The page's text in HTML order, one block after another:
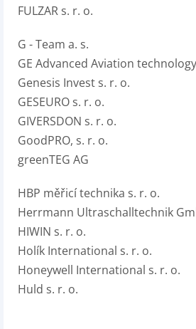
FULZAR s. r. o.
G - Team a. s.
GE Advanced Aviation technology
Genesis Invest s. r. o.
GESEURO s. r. o.
GIVERSDON s. r. o.
GoodPRO, s. r. o.
greenTEG AG
HBP měřicí technika s. r. o.
Herrmann Ultraschalltechnik
HIWIN s. r. o.
Holík International s. r. o.
Honeywell International s. r. o.
Huld s. r. o.